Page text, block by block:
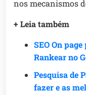
nos mecanismos
+ Leia também
SEO On
Rankear no
Pesquisa de
fazer e as